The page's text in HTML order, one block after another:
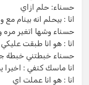
حسناء: حلم ازاي
انا : بيحلم انه بينام مع
حسناء وشها اتغير
انا : هو انا طبقت عليكي
حسناء خبطتني خبطة
انا ماسك كتفي : اخيرا
انا : هو انا عملت اي